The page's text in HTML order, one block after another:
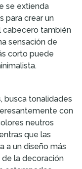
se extienda
para crear un
cabecero también
sensación de
corto puede
, busca tonalidades
con
neutros
que las
a un diseño más
la decoración